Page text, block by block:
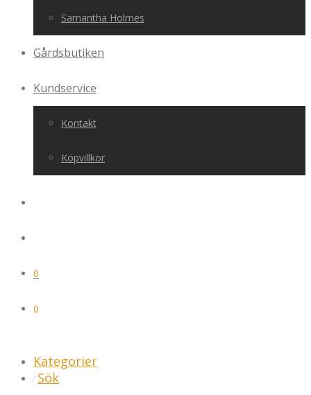
Samantha Holmes
Gårdsbutiken
Kundservice
Kontakt
Köpvillkor
0
0
Kategorier
⁄ Sök